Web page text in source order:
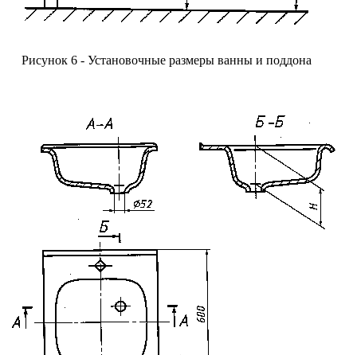
Рисунок 6 - Установочные размеры ванны и поддона